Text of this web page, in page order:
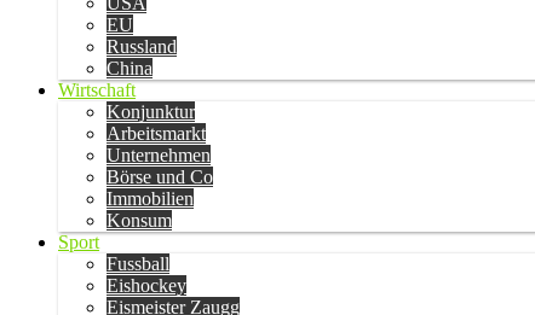
EU
Russland
China
Wirtschaft
Konjunktur
Arbeitsmarkt
Unternehmen
Börse und Co
Immobilien
Konsum
Sport
Fussball
Eishockey
Eismeister Zaugg